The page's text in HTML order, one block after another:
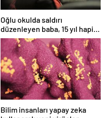
Oğlu okulda saldırı
düzenleyen baba, 15 yıl hapis
cezasına çarptırıldı
Bilim insanları yapay zeka